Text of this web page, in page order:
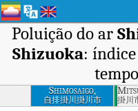
Poluição do ar
Shizuoka:
Shimosaigo,
Kakegawa, Shizuoka
自排掛川掛川市 掛川